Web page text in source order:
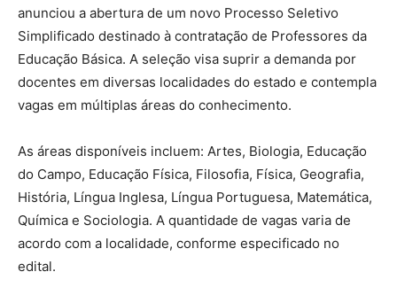
anunciou a abertura de um novo Processo Seletivo
Simplificado destinado à contratação de Professores da
Educação Básica. A seleção visa suprir a demanda por
docentes em diversas localidades do estado e contempla
vagas em múltiplas áreas do conhecimento.
As áreas disponíveis incluem: Artes, Biologia, Educação
do Campo, Educação Física, Filosofia, Física, Geografia,
História, Língua Inglesa, Língua Portuguesa, Matemática,
Química e Sociologia. A quantidade de vagas varia de
acordo com a localidade, conforme especificado no
edital.